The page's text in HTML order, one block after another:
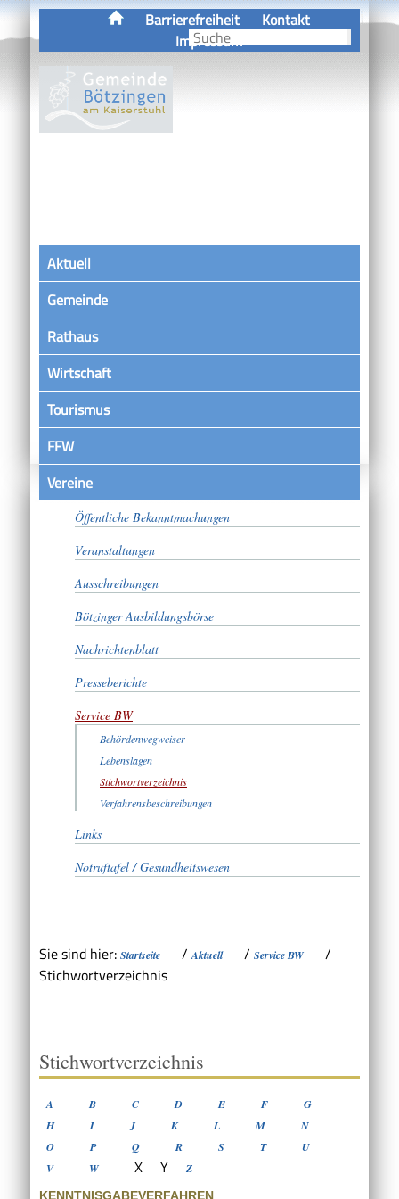
Barrierefreiheit
Kontakt
Impressum
Aktuell
Gemeinde
Rathaus
Wirtschaft
Tourismus
FFW
VereineSatzungen
Öffentliche Bekanntmachungen
Veranstaltungen
Ausschreibungen
Bötzinger Ausbildungsbörse
Nachrichtenblatt
Presseberichte
Service BW
Behördenwegweiser
Lebenslagen
Stichwortverzeichnis
Verfahrensbeschreibungen
Links
Notruftafel / Gesundheitswesen
Sie sind hier: Startseite /Aktuell / Service BW
/
Stichwortverzeichnis
Stichwortverzeichnis
A B C D E F
G
H
I J K L M
N
O
P Q R S T
U
V
W X Y Z
KENNTNISGABEVERFAHREN